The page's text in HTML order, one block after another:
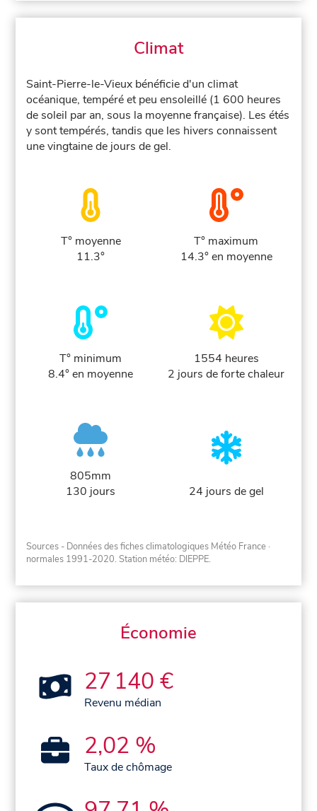
Climat
Saint-Pierre-le-Vieux bénéficie d'un climat
océanique, tempéré et peu ensoleillé (1 600 heures
de soleil par an, sous la moyenne française). Les étés
y sont tempérés, tandis que les hivers connaissent
une vingtaine de jours de gel.
T° moyenne
11.3°
T° maximum
14.3° en moyenne
T° minimum
8.4° en moyenne
1554 heures
2 jours de forte chaleur
805mm
130 jours
24 jours de gel
Sources - Données des fiches climatologiques Météo France ·
normales 1991-2020. Station météo: DIEPPE.
Économie
27 140 €
Revenu médian
2,02 %
Taux de chômage